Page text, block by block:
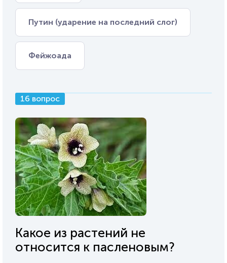
Путин (ударение на последний слог)
Фейжоада
16 вопрос
Какое из растений не
относится к пасленовым?